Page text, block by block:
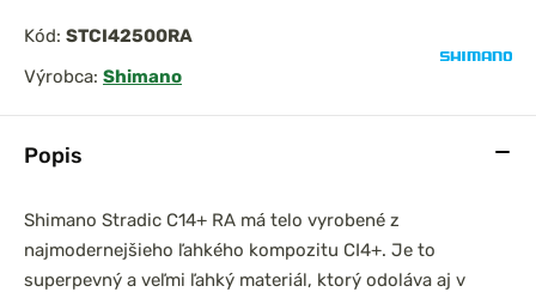
Popis
Shimano Stradic C14+ RA má telo vyrobené z
najmodernejšieho ľahkého kompozitu CI4+. Je to
superpevný a veľmi ľahký materiál, ktorý odoláva aj v
Kód: STCI42500RA
Výrobca: Shimano